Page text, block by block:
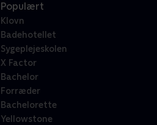
Populært
Klovn
Badehotellet
Sygeplejeskolen
X Factor
Bachelor
Forræder
Bachelorette
Yellowstone